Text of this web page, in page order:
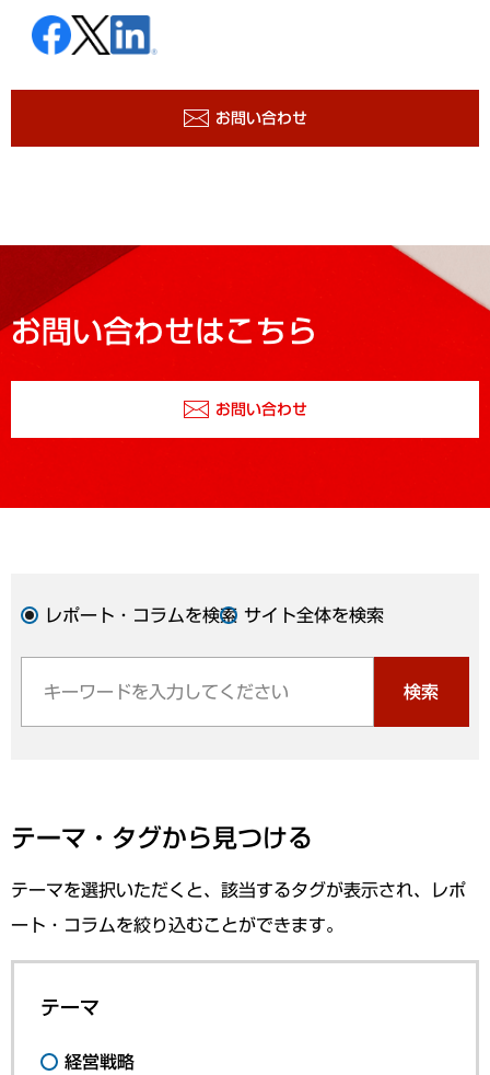
お問い合わせ
お問い合わせはこちら
お問い合わせ
レポート・コラムを検索 サイト全体を検索
検索
テーマ・タグから見つける
テーマを選択いただくと、該当するタグが表示され、レポ
ート・コラムを絞り込むことができます。
テーマ
経営戦略